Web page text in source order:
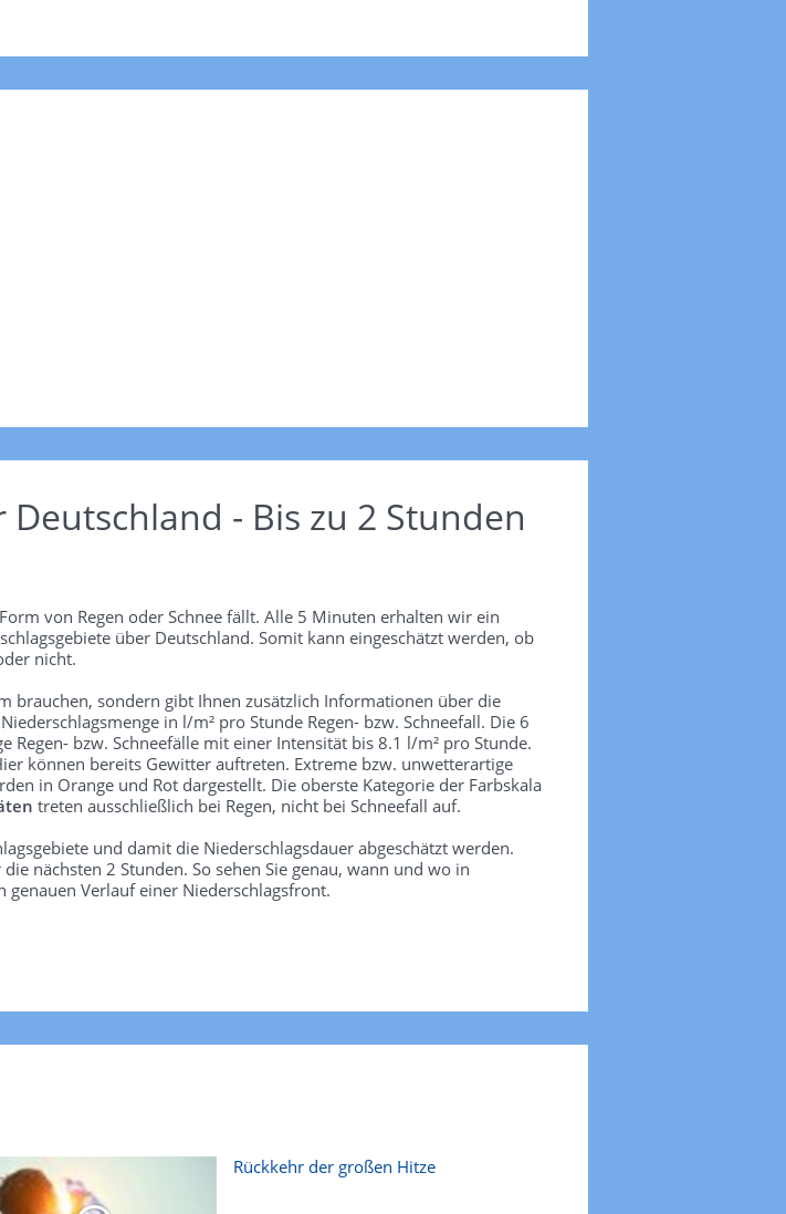
- Bis zu 2 Stunden
von Regen oder Schnee fällt. Alle 5 Minuten erhalten wir ein
über Deutschland. Somit kann eingeschätzt werden, ob
nicht.
brauchen, sondern gibt Ihnen zusätzlich Informationen über die
in l/m² pro Stunde Regen- bzw. Schneefall. Die 6
bzw. Schneefälle mit einer Intensität bis 8.1 l/m² pro Stunde.
können bereits Gewitter auftreten. Extreme bzw. unwetterartige
in Orange und Rot dargestellt. Die oberste Kategorie der Farbskala
treten ausschließlich bei Regen, nicht bei Schneefall auf.
und damit die Niederschlagsdauer abgeschätzt werden.
nächsten 2 Stunden. So sehen Sie genau, wann und wo in
genauen Verlauf einer Niederschlagsfront.
Rückkehr der großen Hitze